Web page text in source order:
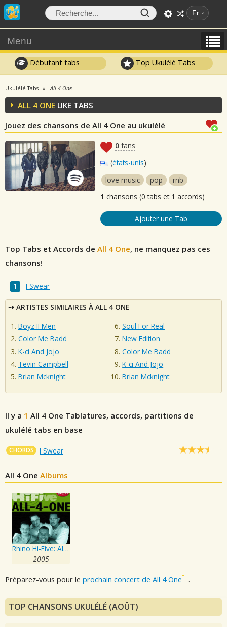
Fr
Menu
Débutant tabs Top Ukulélé Tabs
Ukulélé Tabs All 4 One
ALL 4 ONE UKE TABS
Jouez des chansons de All 4 One au ukulélé
0 fans
(états-unis)
love music
pop
rnb
1 chansons (0 tabs et 1 accords)
Ajouter une Tab
Top Tabs et Accords de All 4 One, ne manquez pas ces
chansons!
I Swear
ARTISTES SIMILAIRES À ALL 4 ONE
Boyz II Men
Color Me Badd
K-ci And Jojo
Tevin Campbell
Brian Mcknight
Soul For Real
New Edition
Color Me Badd
K-ci And Jojo
Brian Mcknight
Il y a 1 All 4 One Tablatures, accords, partitions de
ukulélé tabs en base
CHORDS I Swear
All 4 One Albums
Rhino Hi-Five: All-4-One
2005
Préparez-vous pour le prochain concert de All 4 One .
TOP CHANSONS UKULÉLÉ (AOÛT)